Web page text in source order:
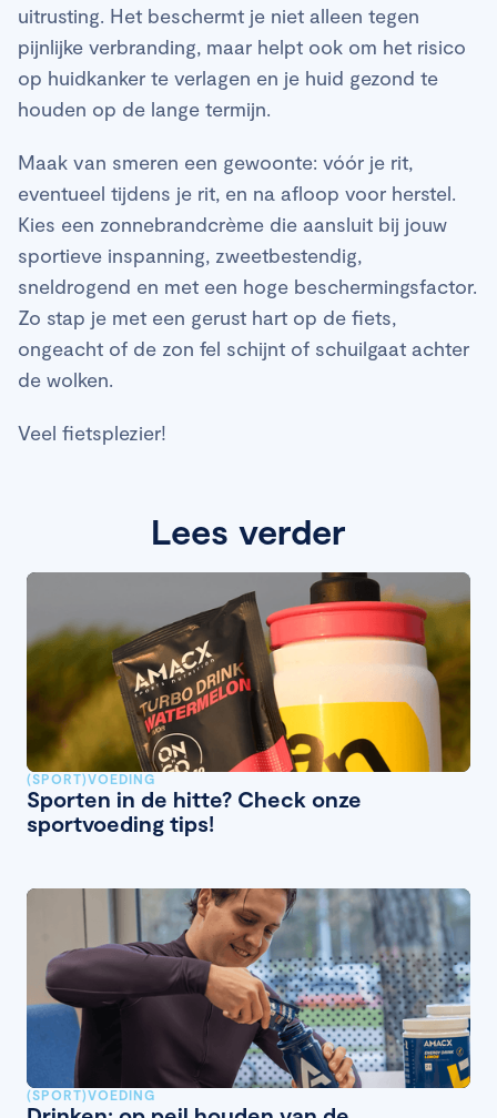
uitrusting. Het beschermt je niet alleen tegen
pijnlijke verbranding, maar helpt ook om het risico
op huidkanker te verlagen en je huid gezond te
houden op de lange termijn.
Maak van smeren een gewoonte: vóór je rit,
eventueel tijdens je rit, en na afloop voor herstel.
Kies een zonnebrandcrème die aansluit bij jouw
sportieve inspanning, zweetbestendig,
sneldrogend en met een hoge beschermingsfactor.
Zo stap je met een gerust hart op de fiets,
ongeacht of de zon fel schijnt of schuilgaat achter
de wolken.
Veel fietsplezier!
Lees verder
(SPORT)VOEDING
Sporten in de hitte? Check onze
sportvoeding tips!
(SPORT)VOEDING